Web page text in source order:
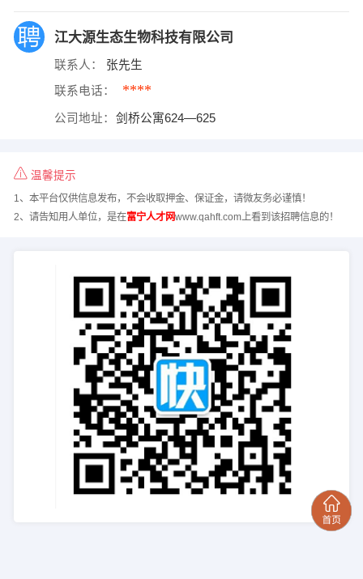
江大源生态生物科技有限公司
联系人： 张先生
联系电话： ****
公司地址： 剑桥公寓624—625
温馨提示
1、本平台仅供信息发布，不会收取押金、保证金，请微友务必谨慎！
2、请告知用人单位，是在富宁人才网www.qahft.com上看到该招聘信息的！